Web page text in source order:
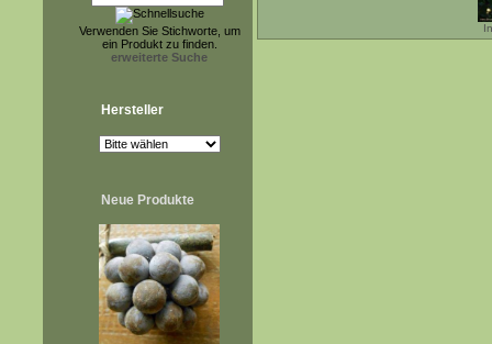
Verwenden Sie Stichworte, um
ein Produkt zu finden.
erweiterte Suche
Hersteller
Neue Produkte